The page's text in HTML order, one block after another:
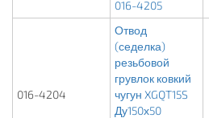
016-4205
016-4204
Отвод
(седелка)
резьбовой
грувлок ковкий
чугун XGQT15S
Ду150х50